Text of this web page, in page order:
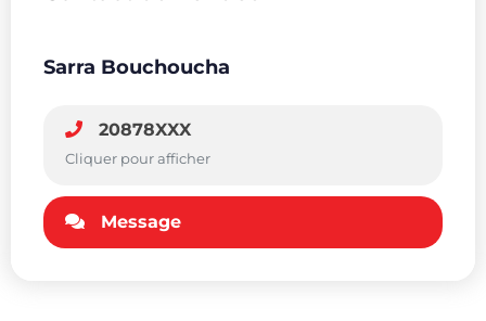
Sarra Bouchoucha
20878XXX
Cliquer pour afficher
Message